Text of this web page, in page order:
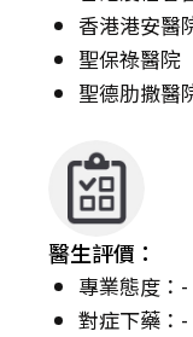
香港港安醫
聖保祿醫院
聖德肋撒醫
醫生評價：
專業態度：-
對症下藥：-